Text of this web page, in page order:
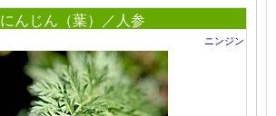
にんじん（葉）／人参
ニンジン